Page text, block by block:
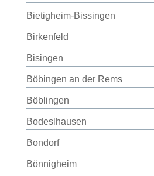
Bietigheim-Bissingen
Birkenfeld
Bisingen
Böbingen an der Rems
Böblingen
Bodeslhausen
Bondorf
Bönnigheim